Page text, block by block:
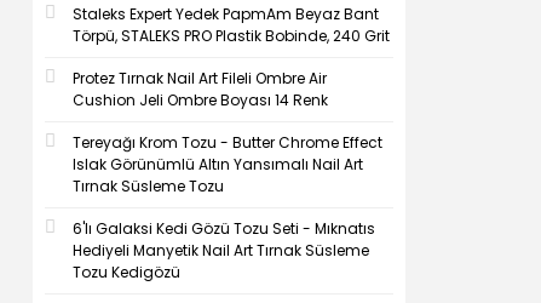
Staleks Expert Yedek PapmAm Beyaz Bant
Törpü, STALEKS PRO Plastik Bobinde, 240 Grit
Protez Tırnak Nail Art Fileli Ombre Air
Cushion Jeli Ombre Boyası 14 Renk
Tereyağı Krom Tozu - Butter Chrome Effect
Islak Görünümlü Altın Yansımalı Nail Art
Tırnak Süsleme Tozu
6'lı Galaksi Kedi Gözü Tozu Seti - Mıknatıs
Hediyeli Manyetik Nail Art Tırnak Süsleme
Tozu Kedigözü